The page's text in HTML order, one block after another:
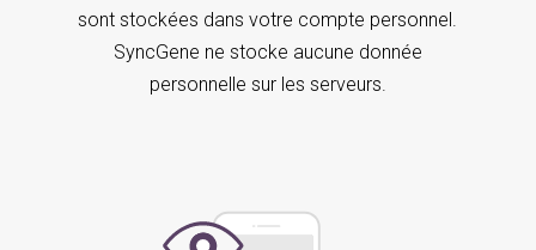
sont stockées dans votre compte personnel.
SyncGene ne stocke aucune donnée
personnelle sur les serveurs.